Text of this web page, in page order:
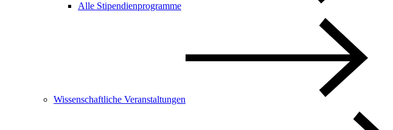
Alle Stipendienprogramme
Wissenschaftliche Veranstaltungen